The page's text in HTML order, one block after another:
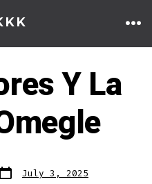
Y La
Post
date
July 3, 2025